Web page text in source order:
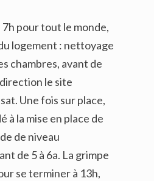
7h pour tout le monde,
logement : nettoyage
chambres, avant de
le site
Une fois sur place,
à la mise en place de
de niveau
de 5 à 6a. La grimpe
se terminer à 13h,